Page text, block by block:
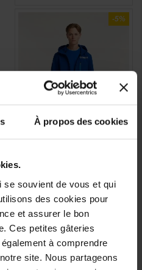
À propos des cookies
se souvient de vous et qui
des cookies pour
et assurer le bon
Ces petites gâteries
à comprendre
site. Nous partageons
-5%
Veste Softshell Homme
129,00 € -5%
122,55 €
XS S M L